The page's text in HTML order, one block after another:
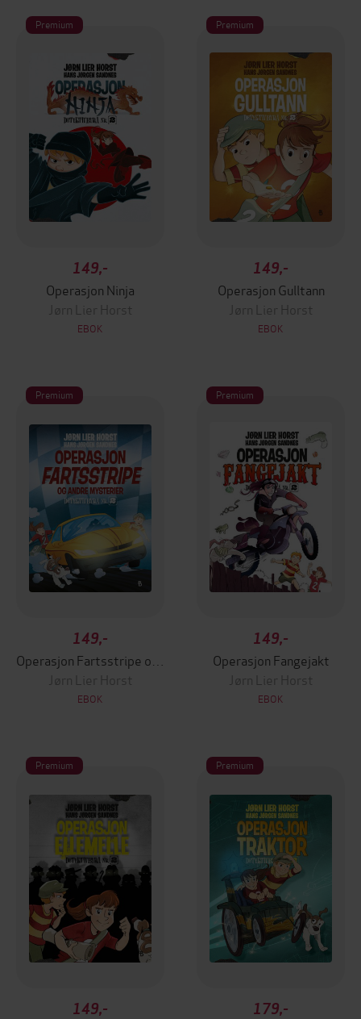
Premium
149,-
Operasjon Ninja
Jørn Lier Horst
EBOK
Premium
149,-
Operasjon Gulltann
Jørn Lier Horst
EBOK
Premium
149,-
Jørn Lier Horst
EBOK
Premium
149,-
Operasjon Fangejakt
Jørn Lier Horst
EBOK
Premium
149,-
Premium
179,-